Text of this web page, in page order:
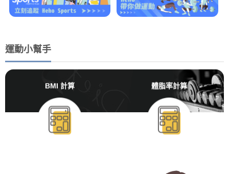
運動小幫手
BMI 計算 體脂率計算